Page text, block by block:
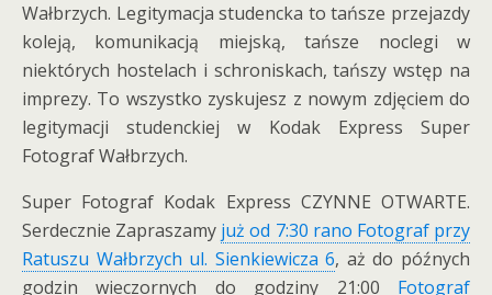
Wałbrzych. Legitymacja studencka to tańsze przejazdy
koleją, komunikacją miejską, tańsze noclegi w
niektórych hostelach i schroniskach, tańszy wstęp na
imprezy. To wszystko zyskujesz z nowym zdjęciem do
legitymacji studenckiej w Kodak Express Super
Fotograf Wałbrzych.
Super Fotograf Kodak Express CZYNNE OTWARTE.
Serdecznie Zapraszamy już od 7:30 rano Fotograf przy
Ratuszu Wałbrzych ul. Sienkiewicza 6, aż do późnych
godzin wieczornych do godziny 21:00 Fotograf